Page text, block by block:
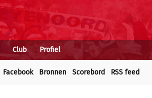
Club Profiel
Facebook Bronnen Scorebord RSS feed